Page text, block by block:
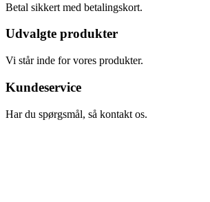
Betal sikkert med betalingskort.
Udvalgte produkter
Vi står inde for vores produkter.
Kundeservice
Har du spørgsmål, så kontakt os.